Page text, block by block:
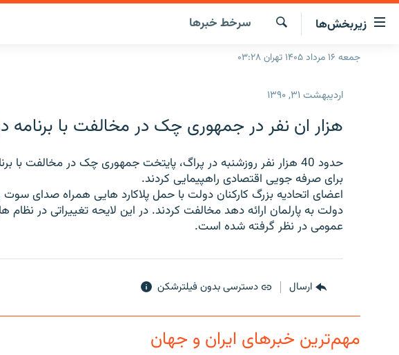
لینک‌های
قابلیت
دسترسی
زیربخش‌ها
صفحه اصلی
انتخاب کنید و بشنوید
برنامه‌های رادیویی
فرکانس‌ها
چندرسانه‌ای
گزارش‌های تصویری
گزارش‌های ویدئویی
جستجو
سرخط‌ خبرها
جمعه ۱۶ مرداد ۱۴۰۵ تهران ۰۳:۲۸
اردیبهشت ۳۱, ۱۳۹۰
هزار ان نفر در جمهوری چک در مخالفت با برنامه
حدود 40 هزار نفر روزشنبه در پراگ، پایتخت جمهوری چک در مخالفت
برای صرفه جویی اقتصادی راهپیمایی کردند.
اعضای اتحادیه بزرگ کارکنان دولت با حمل پلاکارد هایی همراه صدای
دولت به پارلمان ارائه دهد مخالفت کردند. در این لایحه تغییراتی در
عمومی در نظر گرفته شده است.
ارسال دسترسی بدون فیلترشکن
مهم‌ترین خبرهای ایران و جهان